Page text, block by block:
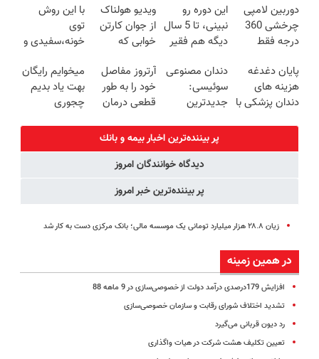
روزه ساخت!
(شمارتو وارد
کن)
360°و سازگار با
اندروید و ios
(ضمانت
تعویض +
پرداخت درب
دوربین لامپی
چرخشی 360
درجه فقط
🔥 پرداخت
درب منزل
این دوره رو
نبینی، تا 5 سال
دیگه هم فقیر
همین الان ثبت
نام کن
ویدیو هولناک
از جوان کارتن
خوابی که
آموزش رایگان
با این روش
توی
خونه،سفیدی و
برگردون
(40%off)
پایان دغدغه
هزینه های
دندان پزشکی با
دندان مصنوعی
سوئیسی:
جدیدترین
سبک و مقاوم |
پرداخت قسطی
آرتروز مفاصل
خود را به طور
قطعی درمان
◗پرسش‌نامه◖
میخوایم رایگان
بهت یاد بدیم
چجوری
مجانیه
پر بیننده‌ترین اخبار بيمه و بانك
دیدگاه خوانندگان امروز
پر بیننده‌ترین خبر امروز
زیان ۲۸.۸ هزار میلیارد تومانی یک موسسه مالی؛ بانک مرکزی دست به کار شد
در همین زمینه
افزایش 179درصدی درآمد دولت از خصوصی‌سازی در 9 ماهه 88
تشدید اختلاف شورای رقابت و سازمان خصوصی‌سازی‌
رد دیون قربانی می‌گیرد
تعیین تکلیف هشت شرکت در هیات واگذاری